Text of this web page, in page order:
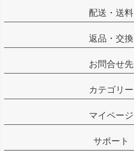
配送・送料
返品・交換
お問合せ先
カテゴリー
マイページ
サポート